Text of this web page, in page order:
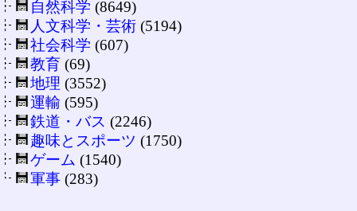
自然科学 (8649)
人文科学・芸術 (5194)
社会科学 (607)
教育 (69)
地理 (3552)
運輸 (595)
鉄道・バス (2246)
趣味とスポーツ (1750)
ゲーム (1540)
軍事 (283)